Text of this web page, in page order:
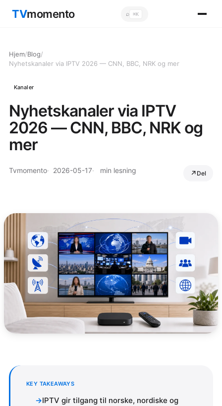
TVmomento ⌕
Sök⌘K
Hjem/Blog/
Nyhetskanaler via IPTV 2026 — CNN, BBC, NRK og mer
Kanaler
Nyhetskanaler via IPTV
2026 — CNN, BBC, NRK og
mer
Tvmomento 2026-05-17 min lesning Del
KEY TAKEAWAYS
IPTV gir tilgang til norske, nordiske og